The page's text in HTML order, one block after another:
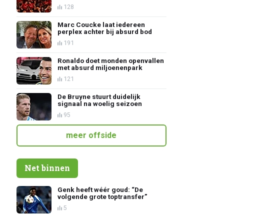
128
Marc Coucke laat iedereen
perplex achter bij absurd bod
191
Ronaldo doet monden openvallen
met absurd miljoenenpark
121
De Bruyne stuurt duidelijk
signaal na woelig seizoen
95
meer offside
Net binnen
Genk heeft wéér goud: “De
volgende grote toptransfer”
5